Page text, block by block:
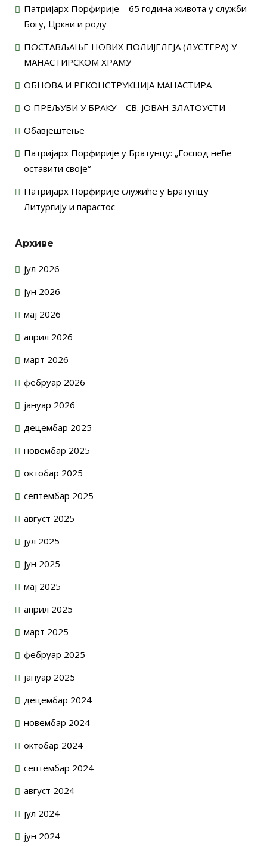
Патријарх Порфирије – 65 година живота у служби
Богу, Цркви и роду
ПОСТАВЉАЊЕ НОВИХ ПОЛИЈЕЛЕЈА (ЛУСТЕРА) У
МАНАСТИРСКОМ ХРАМУ
ОБНОВА И РЕКОНСТРУКЦИЈА МАНАСТИРА
О ПРЕЉУБИ У БРАКУ – СВ. ЈОВАН ЗЛАТОУСТИ
Обавјештење
Патријарх Порфирије у Братунцу: „Господ неће
оставити своје“
Патријарх Порфирије служиће у Братунцу
Литургију и парастос
Архиве
јул 2026
јун 2026
мај 2026
април 2026
март 2026
фебруар 2026
јануар 2026
децембар 2025
новембар 2025
октобар 2025
септембар 2025
август 2025
јул 2025
јун 2025
мај 2025
април 2025
март 2025
фебруар 2025
јануар 2025
децембар 2024
новембар 2024
октобар 2024
септембар 2024
август 2024
јул 2024
јун 2024